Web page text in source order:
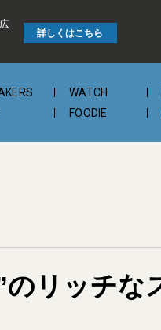
詳しくはこちら
WATCH
FOODIE
のリッチな